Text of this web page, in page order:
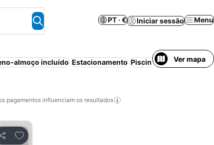
PT · € Iniciar sessão Menu
almoço incluído Estacionamento Piscina Aparthotel Spa
Ver mapa
pagamentos influenciam os resultados
Partilhar
Adicionar aos favoritos